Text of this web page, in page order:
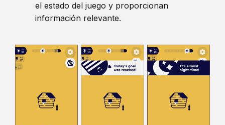
el estado del juego y proporcionan
información relevante.